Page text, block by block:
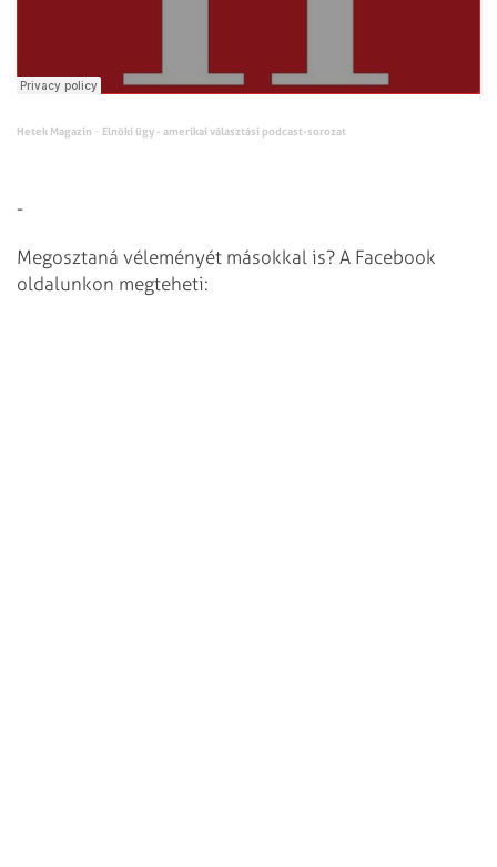
Hetek Magazin · Elnöki ügy - amerikai választási podcast-sorozat
-
Megosztaná véleményét másokkal is? A Facebook
oldalunkon megteheti: